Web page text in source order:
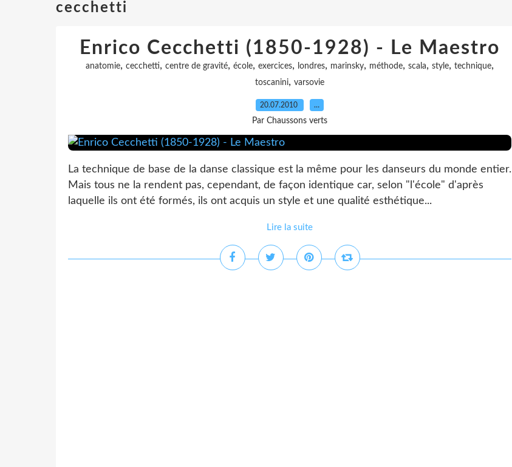
cecchetti
Enrico Cecchetti (1850-1928) - Le Maestro
anatomie, cecchetti, centre de gravité, école, exercices, londres, marinsky, méthode, scala, style, technique,
toscanini, varsovie
20.07.2010 …
Par Chaussons verts
La technique de base de la danse classique est la même pour les danseurs du monde entier.
Mais tous ne la rendent pas, cependant, de façon identique car, selon "l'école" d'après
laquelle ils ont été formés, ils ont acquis un style et une qualité esthétique...
Lire la suite